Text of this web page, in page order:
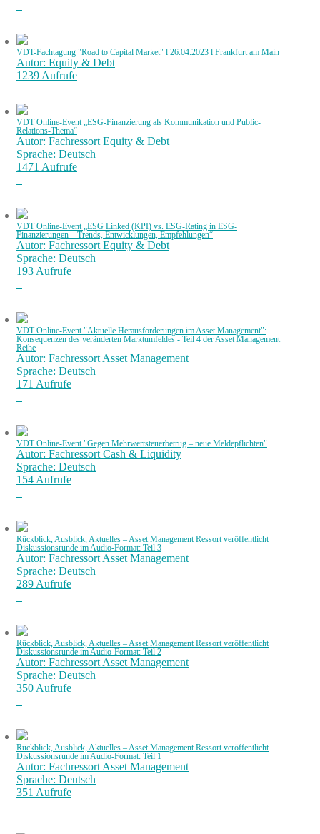
VDT-Fachtagung "Road to Capital Market" l 26.04.2023 l Frankfurt am Main
Autor: Equity & Debt
1239 Aufrufe
VDT Online-Event „ESG-Finanzierung als Kommunikation und Public-
Relations-Thema“
Autor: Fachressort Equity & Debt
Sprache: Deutsch
1471 Aufrufe
VDT Online-Event „ESG Linked (KPI) vs. ESG-Rating in ESG-
Finanzierungen – Trends, Entwicklungen, Empfehlungen“
Autor: Fachressort Equity & Debt
Sprache: Deutsch
193 Aufrufe
VDT Online-Event "Aktuelle Herausforderungen im Asset Management":
Konsequenzen des veränderten Marktumfeldes - Teil 4 der Asset Management
Reihe
Autor: Fachressort Asset Management
Sprache: Deutsch
171 Aufrufe
VDT Online-Event "Gegen Mehrwertsteuerbetrug – neue Meldepflichten"
Autor: Fachressort Cash & Liquidity
Sprache: Deutsch
154 Aufrufe
Rückblick, Ausblick, Aktuelles – Asset Management Ressort veröffentlicht
Diskussionsrunde im Audio-Format: Teil 3
Autor: Fachressort Asset Management
Sprache: Deutsch
289 Aufrufe
Rückblick, Ausblick, Aktuelles – Asset Management Ressort veröffentlicht
Diskussionsrunde im Audio-Format: Teil 2
Autor: Fachressort Asset Management
Sprache: Deutsch
350 Aufrufe
Rückblick, Ausblick, Aktuelles – Asset Management Ressort veröffentlicht
Diskussionsrunde im Audio-Format: Teil 1
Autor: Fachressort Asset Management
Sprache: Deutsch
351 Aufrufe